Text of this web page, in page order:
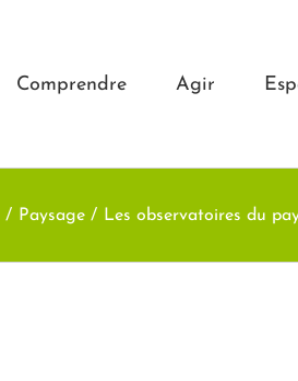
Comprendre Agir
Paysage Les observatoires du